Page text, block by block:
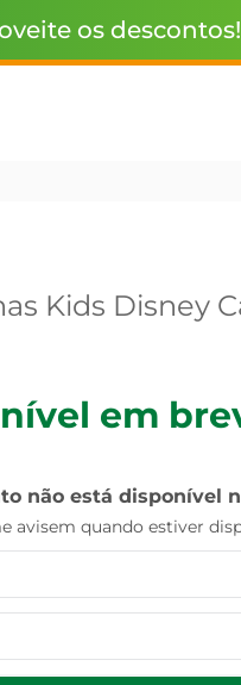
os descontos!
Kids Disney
em
não está disponível
avisem quando estiver